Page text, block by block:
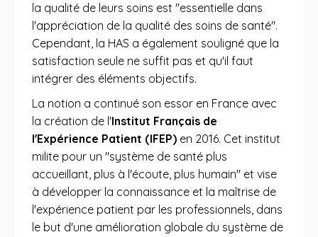
la qualité de leurs soins est "essentielle dans
l'appréciation de la qualité des soins de santé".
Cependant, la HAS a également souligné que la
satisfaction seule ne suffit pas et qu'il faut
intégrer des éléments objectifs.
La notion a continué son essor en France avec
la création de l'Institut Français de
l'Expérience Patient (IFEP) en 2016. Cet institut
milite pour un "système de santé plus
accueillant, plus à l'écoute, plus humain" et vise
à développer la connaissance et la maîtrise de
l'expérience patient par les professionnels, dans
le but d'une amélioration globale du système de